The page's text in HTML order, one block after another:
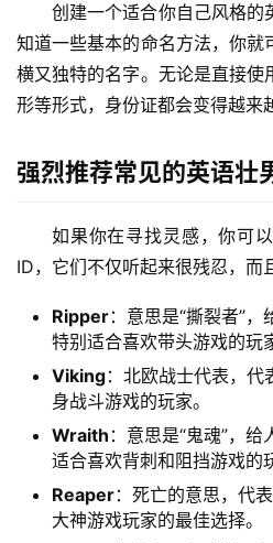
创建一个适合你自己风格的
知道一些基本的命名方法，你就
横又独特的名字。无论是直接使
形等形式，身份证都会变得越来
强烈推荐常见的英语壮
如果你在寻找灵感，你可
ID，它们不仅听起来很残忍，而
Ripper：意思是“撕裂者”，
特别适合喜欢带头游戏的玩
Viking：北欧战士代表，
身战斗游戏的玩家。
Wraith ：意思是“鬼魂”，给
适合喜欢背刺和阻挡游戏的
Reaper：死亡的意思，代
大神游戏玩家的最佳选择。